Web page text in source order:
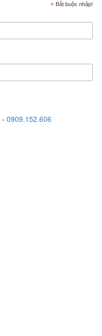
* Bắt buộc nhập!
- 0909.152.606